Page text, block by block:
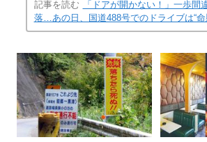
記事を読む
「ドアが開かない！」一歩間
落…あの日、国道488号でのドライブは“命